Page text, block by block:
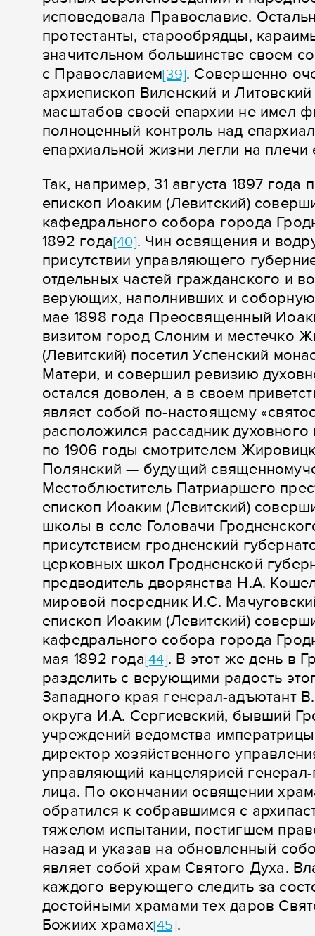
исповедовала Православие.
протестанты, старообрядцы,
значительном большинстве своем
с Православием[39]. Совершенно
архиепископ Виленский и
масштабов своей епархии не имел
полноценный контроль над
епархиальной жизни легли на
Так, например, 31 августа 1897
епископ Иоаким (Левитский)
кафедрального собора города
1892 года[40]. Чин освящения и
присутствии управляющего
отдельных частей гражданского и
верующих, наполнивших и
мае 1898 года Преосвященный
визитом город Слоним и местечко
(Левитский) посетил Успенский
Матери, и совершил ревизию
остался доволен, а в своем
являет собой по-настоящему
расположился рассадник
по 1906 годы смотрителем
Полянский — будущий
Местоблюститель Патриаршего
епископ Иоаким (Левитский)
школы в селе Головачи
присутствием гродненский
церковных школ Гродненской
предводитель дворянства Н.А.
мировой посредник И.С.
епископ Иоаким (Левитский)
кафедрального собора города
мая 1892 года[44]. В этот же день в
разделить с верующими радость
Западного края генерал-адъютант
округа И.А. Сергиевский, бывший
учреждений ведомства
директор хозяйственного
управляющий канцелярией
лица. По окончании освящении
обратился к собравшимся с
тяжелом испытании, постигшем
назад и указав на обновленный
являет собой храм Святого Духа.
каждого верующего следить за
достойными храмами тех даров
Божиих храмах[45].